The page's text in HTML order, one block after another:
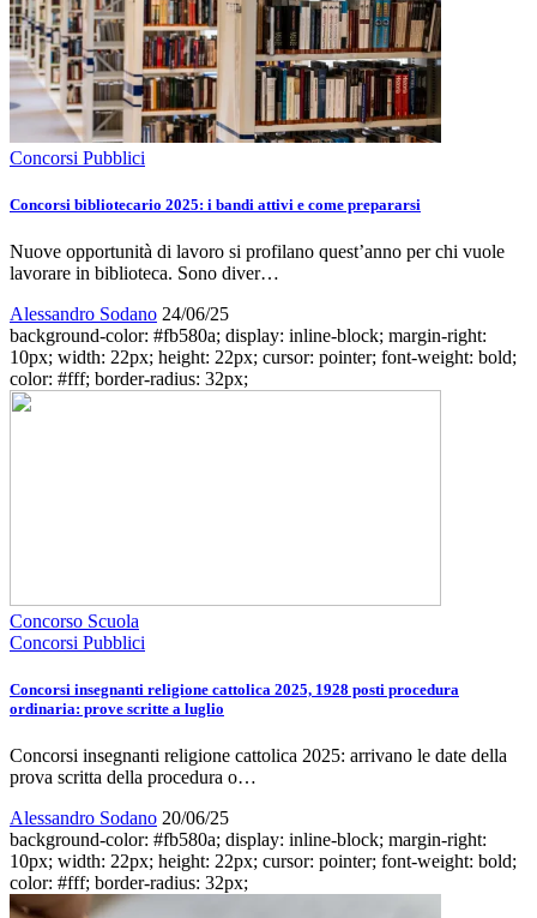
Concorsi Pubblici
Concorsi bibliotecario 2025: i bandi attivi e come prepararsi
Nuove opportunità di lavoro si profilano quest’anno per chi vuole
lavorare in biblioteca. Sono diver…
Alessandro Sodano 24/06/25
background-color: #fb580a; display: inline-block; margin-right:
10px; width: 22px; height: 22px; cursor: pointer; font-weight: bold;
color: #fff; border-radius: 32px;
Concorso Scuola
Concorsi Pubblici
Concorsi insegnanti religione cattolica 2025, 1928 posti procedura
ordinaria: prove scritte a luglio
Concorsi insegnanti religione cattolica 2025: arrivano le date della
prova scritta della procedura o…
Alessandro Sodano 20/06/25
background-color: #fb580a; display: inline-block; margin-right:
10px; width: 22px; height: 22px; cursor: pointer; font-weight: bold;
color: #fff; border-radius: 32px;